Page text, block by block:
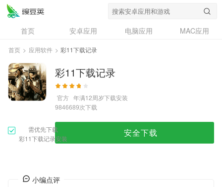
首页 安卓应用 电脑应用
MAC应用
资讯
专题
问答
首页 > 应用软件 > 彩11下载记录
彩11下载记录
官方 年满12周岁下载安装
9846689次下载
需优先下载
彩11下载记录安装
安全下载
小编点评